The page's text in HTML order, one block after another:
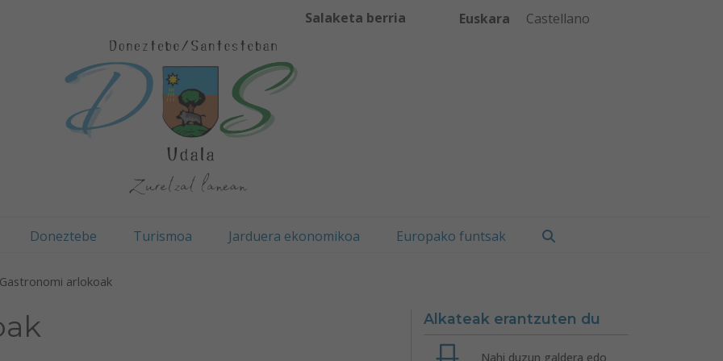
Salaketa berria Euskara Castellano
Doneztebe Turismoa Jarduera ekonomikoa Europako funtsak
Gastronomi arlokoak
Alkateak erantzuten du
Nahi duzun galdera edo